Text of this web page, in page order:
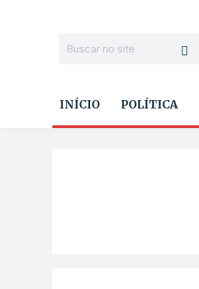
INÍCIO POLÍTICA